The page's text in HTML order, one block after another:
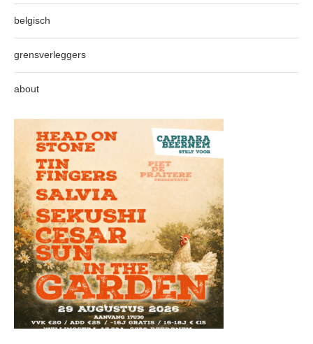
belgisch
grensverleggers
about